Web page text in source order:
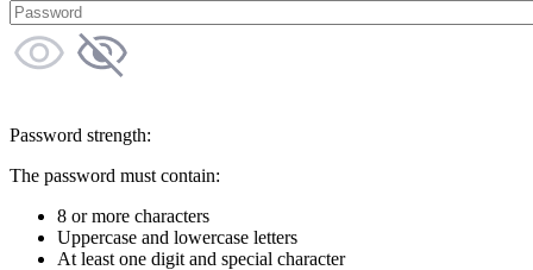
Password strength:
The password must contain:
8 or more characters
Uppercase and lowercase letters
At least one digit and special character